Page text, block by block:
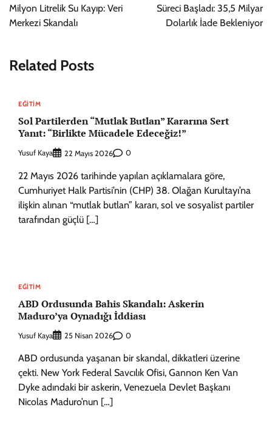
Milyon Litrelik Su Kayıp: Veri
Merkezi Skandalı
Süreci Başladı: 35,5 Milyar
Dolarlık İade Bekleniyor
Related Posts
EĞITIM
Sol Partilerden “Mutlak Butlan” Kararına Sert
Yanıt: “Birlikte Mücadele Edeceğiz!”
Yusuf Kaya 22 Mayıs 2026 0
22 Mayıs 2026 tarihinde yapılan açıklamalara göre,
Cumhuriyet Halk Partisi’nin (CHP) 38. Olağan Kurultayı’na
ilişkin alınan “mutlak butlan” kararı, sol ve sosyalist partiler
tarafından güçlü […]
EĞITIM
ABD Ordusunda Bahis Skandalı: Askerin
Maduro’ya Oynadığı İddiası
Yusuf Kaya 25 Nisan 2026 0
ABD ordusunda yaşanan bir skandal, dikkatleri üzerine
çekti. New York Federal Savcılık Ofisi, Gannon Ken Van
Dyke adındaki bir askerin, Venezuela Devlet Başkanı
Nicolas Maduro’nun […]